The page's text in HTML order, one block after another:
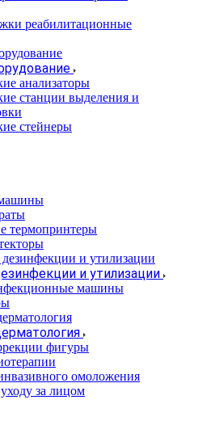
реабилитационные
анализаторы
станции выделения и
стейнеры
термопринтеры
и утилизации
машины
фигуры
омоложения
за лицом